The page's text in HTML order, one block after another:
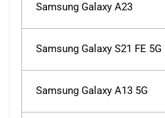
Samsung Galaxy A23
Samsung Galaxy S21 FE 5G
Samsung Galaxy A13 5G